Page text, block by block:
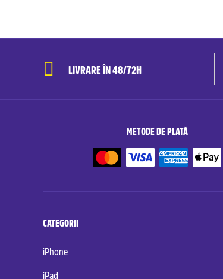
LIVRARE ÎN 48/72H
METODE DE PLATĂ
CATEGORII
iPhone
iPad